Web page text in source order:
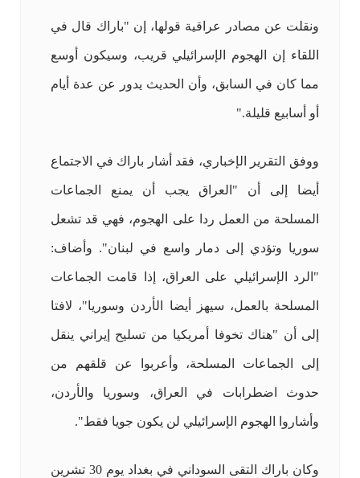
ونقلت عن مصادر عراقية قولها، إن "باراك قال في
اللقاء إن الهجوم الإسرائيلي قريب، وسيكون أوسع
مما كان في السابق، وأن الحديث يدور عن عدة أيام
أو أسابيع قليلة."
ووفق التقرير الإخباري، فقد أشار باراك في الاجتماع
أيضا إلى أن "العراق يجب أن يمنع الجماعات
المسلحة من العمل ردا على الهجوم، فهي قد تشعل
سوريا وتؤدي إلى دمار واسع في لبنان". وأضاف:
"الرد الإسرائيلي على العراق، إذا قامت الجماعات
المسلحة بالعمل، سيهز أيضا الأردن وسوريا"، لافتا
إلى أن "هناك تخوفا أمريكيا من تسليح إيراني ينقل
إلى الجماعات المسلحة، وأعربوا عن قلقهم من
حدوث اضطرابات في العراق، وسوريا والأردن،
وأشاروا الهجوم الإسرائيلي لن يكون جويا فقط".
وكان باراك التقى السوداني في بغداد يوم 30 تشرين